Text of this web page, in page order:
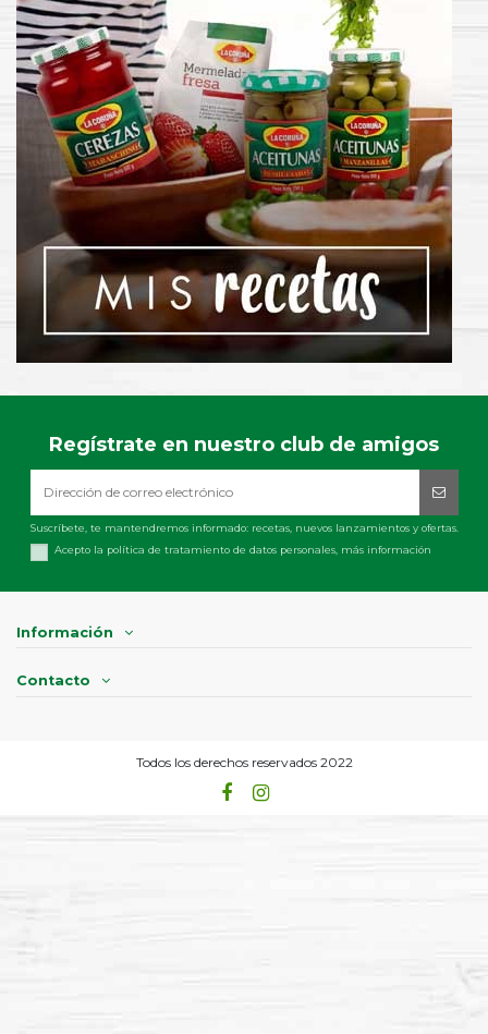
Regístrate en nuestro club de amigos
Suscríbete, te mantendremos informado: recetas, nuevos lanzamientos y ofertas.
Acepto la política de tratamiento de datos personales, más información
Información
Contacto
Todos los derechos reservados 2022